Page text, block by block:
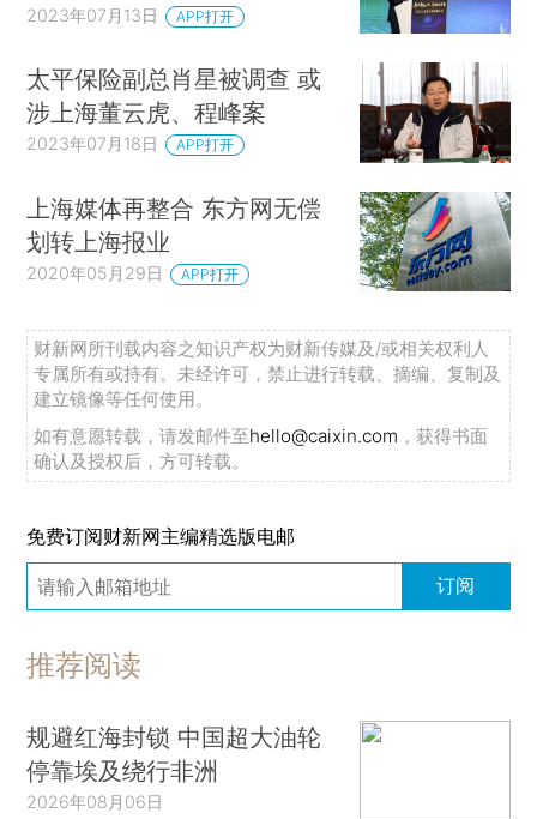
2023年07月13日 APP打开
太平保险副总肖星被调查 或
涉上海董云虎、程峰案
2023年07月18日 APP打开
上海媒体再整合 东方网无偿
划转上海报业
2020年05月29日 APP打开
财新网所刊载内容之知识产权为财新传媒及/或相关权利人
专属所有或持有。未经许可，禁止进行转载、摘编、复制及
建立镜像等任何使用。
如有意愿转载，请发邮件至hello@caixin.com ，获得书面
确认及授权后，方可转载。
免费订阅财新网主编精选版电邮
订阅
推荐阅读
规避红海封锁 中国超大油轮
停靠埃及绕行非洲
2026年08月06日